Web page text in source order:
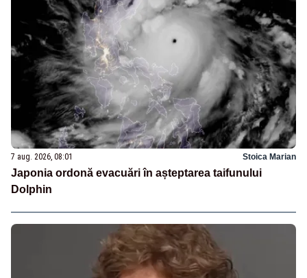
7 aug. 2026, 08:01 Stoica Marian
Japonia ordonă evacuări în așteptarea taifunului
Dolphin